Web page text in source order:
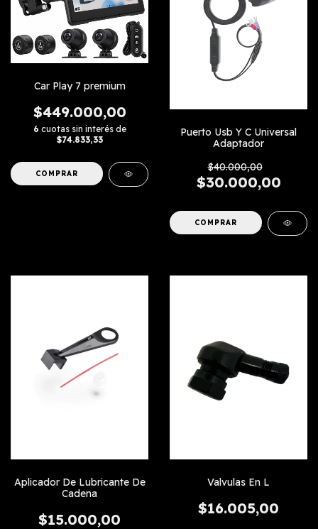
Car Play 7 premium
$449.000,00
6 cuotas sin interés de
$74.833,33
Puerto Usb Y C Universal
Adaptador
$40.000,00
$30.000,00
Aplicador De Lubricante De
Cadena
$15.000,00
Valvulas En L
$16.005,00